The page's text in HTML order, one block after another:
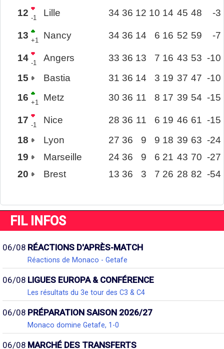
12 -1 Lille 34 36 12 10 14 45 48 -3
13 +1 Nancy 34 36 14 6 16 52 59 -7
14 -1 Angers 33 36 13 7 16 43 53 -10
15
Bastia 31 36 14 3 19 37 47 -10
16 +1 Metz 30 36 11 8 17 39 54 -15
17 -1 Nice 28 36 11 6 19 46 61 -15
18
Lyon 27 36 9 9 18 39 63 -24
19
Marseille 24 36 9 6 21 43 70 -27
20
Brest 13 36 3 7 26 28 82 -54
FIL INFOS
06/08 RÉACTIONS D'APRÈS-MATCH
Réactions de Monaco - Getafe
06/08 LIGUES EUROPA & CONFÉRENCE
Les résultats du 3e tour des C3 & C4
06/08 PRÉPARATION SAISON 2026/27
Monaco domine Getafe, 1-0
06/08 MARCHÉ DES TRANSFERTS